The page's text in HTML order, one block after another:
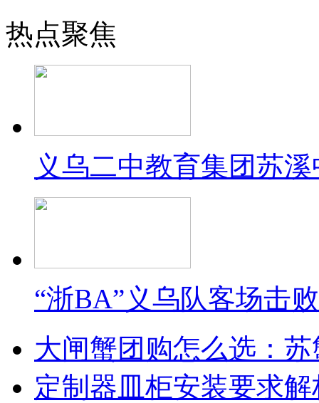
热点聚焦
义乌二中教育集团苏
“浙BA”义乌队客场击
大闸蟹团购怎么选：
定制器皿柜安装要求